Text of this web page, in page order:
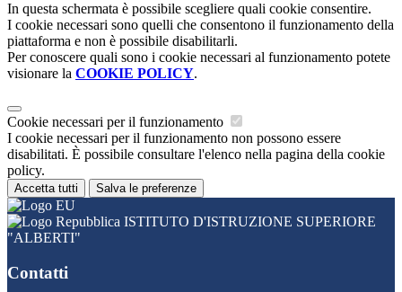
In questa schermata è possibile scegliere quali cookie consentire.
I cookie necessari sono quelli che consentono il funzionamento della
piattaforma e non è possibile disabilitarli.
Per conoscere quali sono i cookie necessari al funzionamento potete
visionare la COOKIE POLICY.
Cookie necessari per il funzionamento
I cookie necessari per il funzionamento non possono essere
disabilitati. È possibile consultare l'elenco nella pagina della cookie
policy.
Accetta tutti Salva le preferenze
ISTITUTO D'ISTRUZIONE SUPERIORE
"ALBERTI"
Contatti